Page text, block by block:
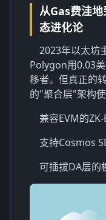
从Gas费洼
态进化论
2023年以太坊
Polygon用0.03
移者。但真正的
的"聚合层"架构
兼容EVM的
支持Cosmos
可插拔DA层的